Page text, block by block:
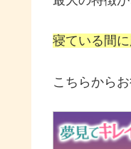
寝ている間
こちらから